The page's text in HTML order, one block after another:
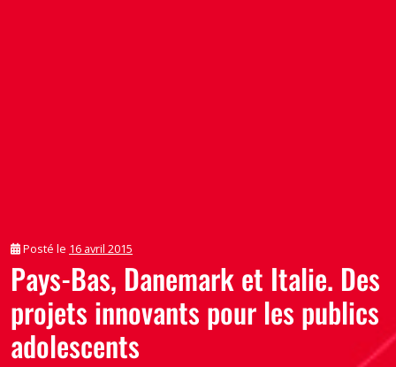
Posté le 16 avril 2015
Pays-Bas, Danemark et Italie. Des
projets innovants pour les publics
adolescents